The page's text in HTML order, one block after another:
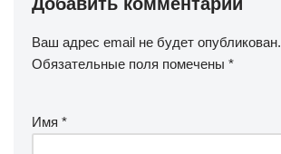
Ваш адрес email не будет опубликован.
Обязательные поля помечены *
Имя *